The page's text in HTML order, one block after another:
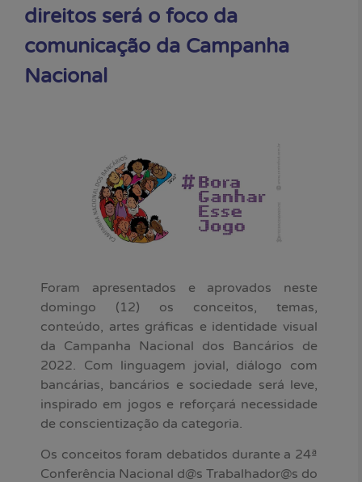
direitos será o foco da
comunicação da Campanha
Nacional
Foram apresentados e aprovados neste
domingo (12) os conceitos, temas,
conteúdo, artes gráficas e identidade visual
da Campanha Nacional dos Bancários de
2022. Com linguagem jovial, diálogo com
bancárias, bancários e sociedade será leve,
inspirado em jogos e reforçará necessidade
de conscientização da categoria.
Os conceitos foram debatidos durante a 24ª
Conferência Nacional d@s Trabalhador@s do